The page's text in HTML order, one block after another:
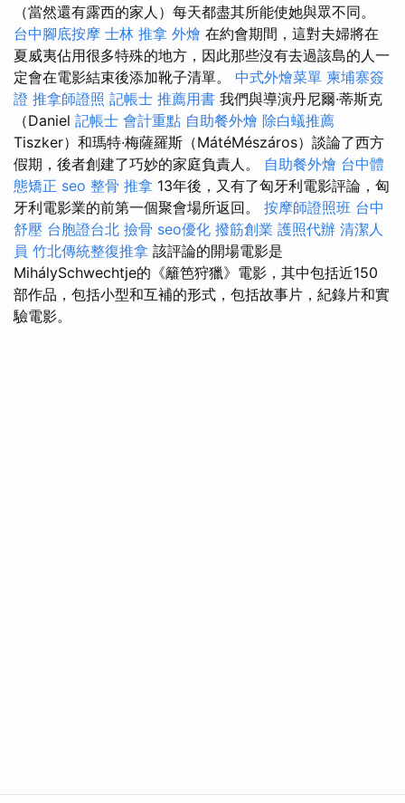
（當然還有露西的家人）每天都盡其所能使她與眾不同。
台中腳底按摩 士林 推拿 外燴 在約會期間，這對夫婦將在
夏威夷佔用很多特殊的地方，因此那些沒有去過該島的人一
定會在電影結束後添加靴子清單。 中式外燴菜單 柬埔寨簽
證 推拿師證照 記帳士 推薦用書 我們與導演丹尼爾·蒂斯克
（Daniel 記帳士 會計重點 自助餐外燴 除白蟻推薦
Tiszker）和瑪特·梅薩羅斯（MátéMészáros）談論了西方
假期，後者創建了巧妙的家庭負責人。 自助餐外燴 台中體
態矯正 seo 整骨 推拿 13年後，又有了匈牙利電影評論，匈
牙利電影業的前第一個聚會場所返回。 按摩師證照班 台中
舒壓 台胞證台北 撿骨 seo優化 撥筋創業 護照代辦 清潔人
員 竹北傳統整復推拿 該評論的開場電影是
MihálySchwechtje的《籬笆狩獵》電影，其中包括近150
部作品，包括小型和互補的形式，包括故事片，紀錄片和實
驗電影。